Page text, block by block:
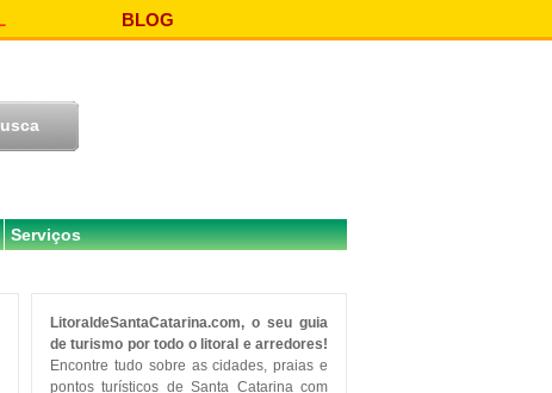
BLOG
Serviços
LitoraldeSantaCatarina.com, o seu guia
de turismo por todo o litoral e arredores!
Encontre tudo sobre as cidades, praias e
pontos turísticos de Santa Catarina com